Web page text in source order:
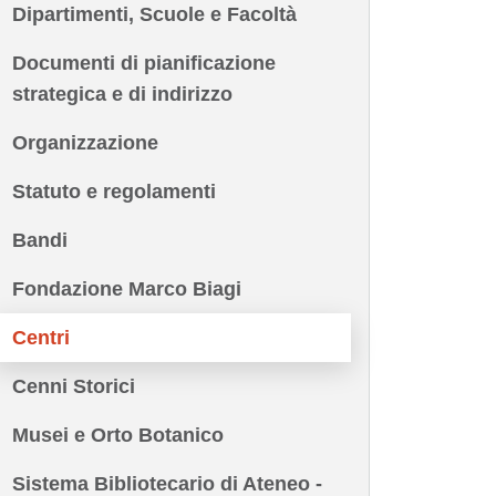
Dipartimenti, Scuole e Facoltà
Documenti di pianificazione
strategica e di indirizzo
Organizzazione
Statuto e regolamenti
Bandi
Fondazione Marco Biagi
Centri
Cenni Storici
Musei e Orto Botanico
Sistema Bibliotecario di Ateneo -